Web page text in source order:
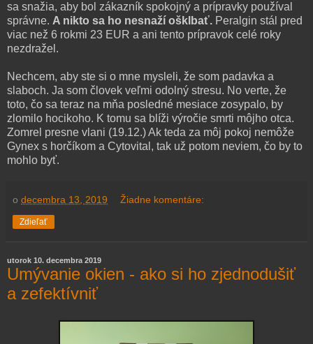
sa snažia, aby bol zákazník spokojný a prípravky používal
správne. A nikto sa ho nesnaží ošklbať. Peralgin stál pred
viac než 6 rokmi 23 EUR a ani tento prípravok celé roky
nezdražel.
Nechcem, aby ste si o mne mysleli, že som padavka a
slaboch. Ja som človek veľmi odolný stresu. No verte, že
toto, čo sa teraz na mňa posledné mesiace zosypalo, by
zlomilo hocikoho. K tomu sa blíži výročie smrti môjho otca.
Zomrel presne vlani (19.12.) Ak teda za môj pokoj nemôže
Gynex s horčíkom a Cytovital, tak už potom neviem, čo by to
mohlo byť.
o decembra 13, 2019 Žiadne komentáre:
Zdieľať
utorok 10. decembra 2019
Umývanie okien - ako si ho zjednodušiť
a zefektívniť